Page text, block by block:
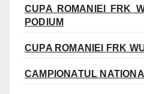
CUPA ROMANIEI FRK
PODIUM
CUPA ROMANIEI FRK
CAMPIONATUL